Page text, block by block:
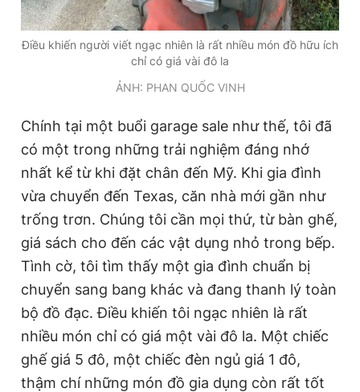
Điều khiến người viết ngạc nhiên là rất nhiều món đồ hữu ích
chỉ có giá vài đô la
ẢNH: PHAN QUỐC VINH
Chính tại một buổi garage sale như thế, tôi đã
có một trong những trải nghiệm đáng nhớ
nhất kể từ khi đặt chân đến Mỹ. Khi gia đình
vừa chuyển đến Texas, căn nhà mới gần như
trống trơn. Chúng tôi cần mọi thứ, từ bàn ghế,
giá sách cho đến các vật dụng nhỏ trong bếp.
Tình cờ, tôi tìm thấy một gia đình chuẩn bị
chuyển sang bang khác và đang thanh lý toàn
bộ đồ đạc. Điều khiến tôi ngạc nhiên là rất
nhiều món chỉ có giá một vài đô la. Một chiếc
ghế giá 5 đô, một chiếc đèn ngủ giá 1 đô,
thậm chí những món đồ gia dụng còn rất tốt